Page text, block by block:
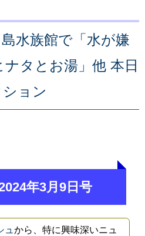
島水族館で「水が嫌
タとお湯」他 本日
ョン
年3月9日号
ュから、特に興味深いニュ